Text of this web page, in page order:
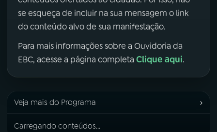
se esqueça de incluir na sua mensagem o link
do conteúdo alvo de sua manifestação.
Para mais informações sobre a Ouvidoria da
EBC, acesse a página completa Clique aqui.
Veja mais do Programa ›
Carregando conteúdos...